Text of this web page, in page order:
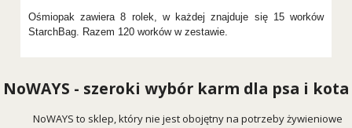
Ośmiopak zawiera 8 rolek, w każdej znajduje się 15 worków
StarchBag. Razem 120 worków w zestawie.
NoWAYS - szeroki wybór karm dla psa i kota
NoWAYS to sklep, który nie jest obojętny na potrzeby żywieniowe